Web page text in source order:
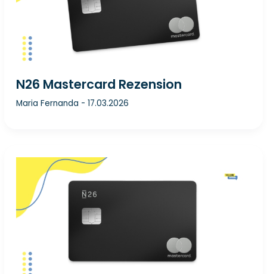
N26 Mastercard Rezension
Maria Fernanda -17.03.2026